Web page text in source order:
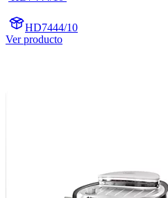
HD7444/10
Ver producto